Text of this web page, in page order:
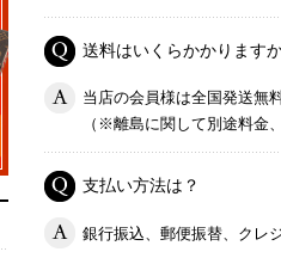
送料はいくらかかります
当店の会員様は全国発送無
（※離島に関して別途料金
支払い方法は？
銀行振込、郵便振替、クレ